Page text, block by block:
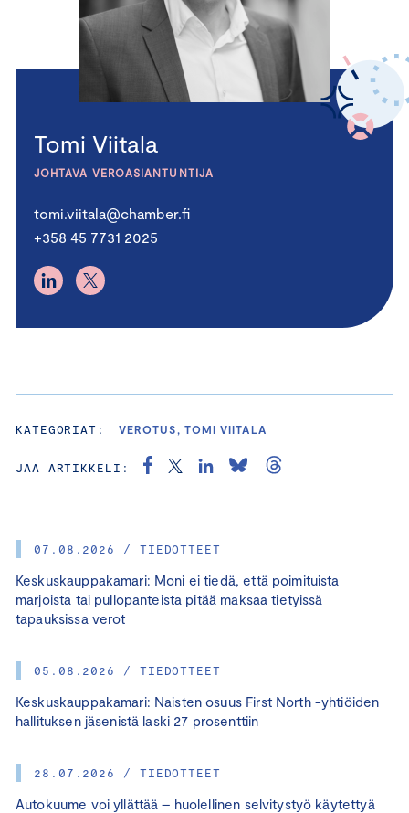
07.08.2026 / TIEDOTTEET
Keskuskauppakamari: Moni ei tiedä, että poimituista
marjoista tai pullopanteista pitää maksaa tietyissä
tapauksissa verot
05.08.2026 / TIEDOTTEET
Keskuskauppakamari: Naisten osuus First North -yhtiöiden
hallituksen jäsenistä laski 27 prosenttiin
28.07.2026 / TIEDOTTEET
Autokuume voi yllättää – huolellinen selvitystyö käytettyä
Tomi Viitala
JOHTAVA VEROASIANTUNTIJA
tomi.viitala@chamber.fi
+358 45 7731 2025
KATEGORIAT: VEROTUS, TOMI VIITALA
JAA ARTIKKELI: